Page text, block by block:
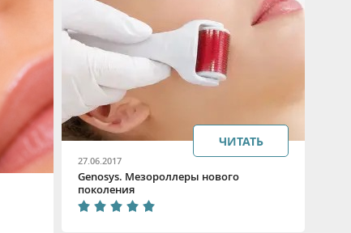
27.06.2017
Genosys. Мезороллеры нового
поколения
ЧИТАТЬ